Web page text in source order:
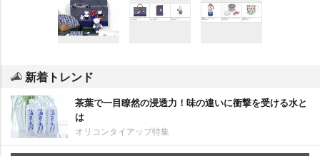
新着トレンド
茶葉で一目瞭然の浸透力！味の違いに衝撃を受ける水と
は
オリコンタイアップ特集